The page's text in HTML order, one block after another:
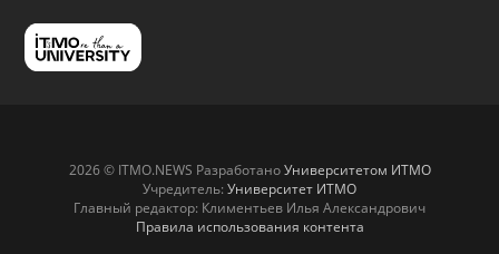
2026 © ITMO.NEWS РазработаноУниверситетом ИТМО
Учредитель: Университет ИТМО
Главный редактор: Климентьев Илья Александрович
Правила использования контента